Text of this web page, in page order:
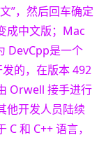
”，然后回车确定
成中文版；Mac
DevCpp是一个
的，在版本 492
Orwell 接手进行
他开发人员陆续
和 C++ 语言，